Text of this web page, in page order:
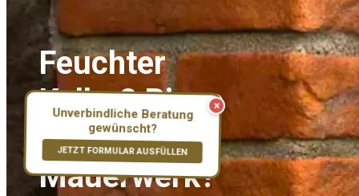
Feuchter
Keller? Risse
im
Mauerwerk?
×
Unverbindliche Beratung
gewünscht?
JETZT FORMULAR AUSFÜLLEN